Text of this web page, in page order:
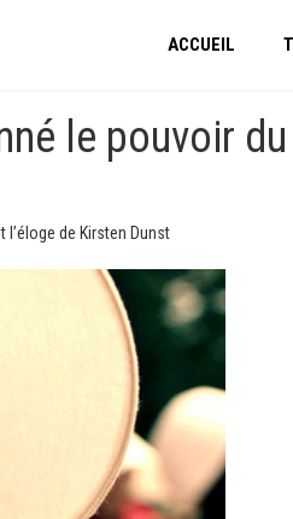
ACCUEIL
le pouvoir
de Kirsten Dunst